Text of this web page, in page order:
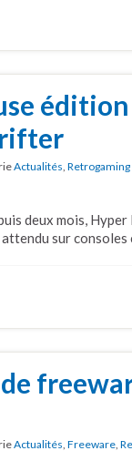
Actualités Retrogaming
deux mois,
sur
Actualités Freeware